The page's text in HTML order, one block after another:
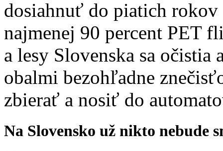
dosiahnuť do piatich
najmenej 90 percent PET
a lesy Slovenska sa očistia
obalmi bezohľadne
zbierať a nosiť do
Na Slovensko už nikto